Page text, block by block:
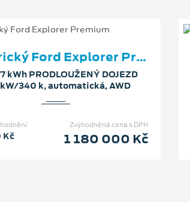
Elektrický Ford Explorer Premium
kWh PRODLOUŽENÝ DOJEZD
340 k, automatická, AWD
Zvýhodněná cena s DPH
1 180 000 Kč
Kč